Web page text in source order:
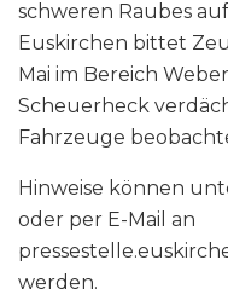
schweren Raubes
Euskirchen bittet
Mai im Bereich
Scheuerheck
Fahrzeuge
Hinweise können
oder per E-Mail an
werden.